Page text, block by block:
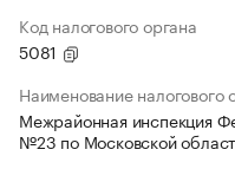
Код налогового органа
5081
Наименование налогового
Межрайонная инспекция
№23 по Московской